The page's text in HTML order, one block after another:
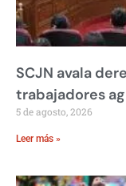
SCJN avala
trabajadores
5 de agosto, 2026
Leer más »